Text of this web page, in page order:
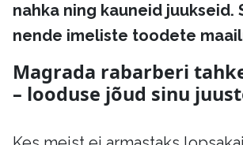
nahka ning kauneid juukseid.
nende imeliste toodete
Magrada rabarberi
– looduse jõud sinu